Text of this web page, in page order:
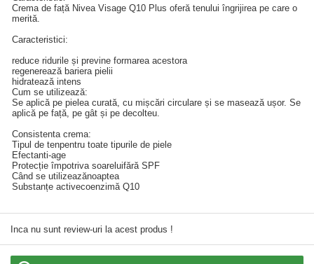
Crema de față Nivea Visage Q10 Plus oferă tenului îngrijirea pe care o
merită.
Caracteristici:
reduce ridurile și previne formarea acestora
regenerează bariera pielii
hidratează intens
Cum se utilizează:
Se aplică pe pielea curată, cu mișcări circulare și se masează ușor. Se
aplică pe față, pe gât și pe decolteu.
Consistenta crema:
Tipul de tenpentru toate tipurile de piele
Efectanti-age
Protecție împotriva soareluifără SPF
Când se utilizeazănoaptea
Substanțe activecoenzimă Q10
Inca nu sunt review-uri la acest produs !